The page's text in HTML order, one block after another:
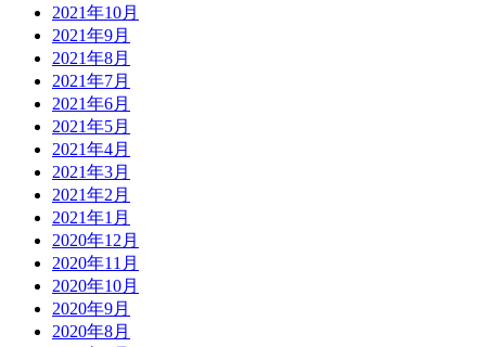
2021年10月
2021年9月
2021年8月
2021年7月
2021年6月
2021年5月
2021年4月
2021年3月
2021年2月
2021年1月
2020年12月
2020年11月
2020年10月
2020年9月
2020年8月